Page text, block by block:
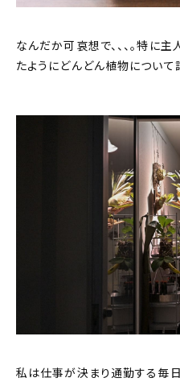
なんだか可哀想で、、、。特に
たようにどんどん植物について
私は仕事が決まり通勤する毎